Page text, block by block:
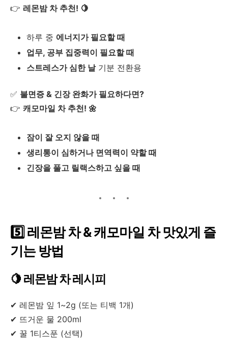
👉 레몬밤 차 추천! 🍋
하루 중 에너지가 필요할 때
업무, 공부 집중력이 필요할 때
스트레스가 심한 날기분 전환용
✅ 불면증 & 긴장 완화가 필요하다면?
👉 캐모마일 차 추천! 🌼
잠이 잘 오지 않을 때
생리통이 심하거나 면역력이 약할 때
긴장을 풀고 릴랙스하고 싶을 때
5️⃣ 레몬밤 차 & 캐모마일 차 맛있게 즐
기는 방법
🍋 레몬밤 차 레시피
✔ 레몬밤 잎 1~2g (또는 티백 1개)
✔ 뜨거운 물 200ml
✔ 꿀 1티스푼 (선택)